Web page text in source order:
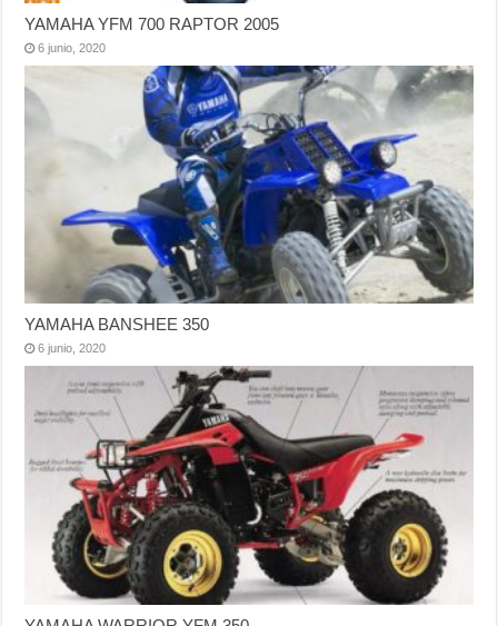
YAMAHA YFM 700 RAPTOR 2005
6 junio, 2020
YAMAHA BANSHEE 350
6 junio, 2020